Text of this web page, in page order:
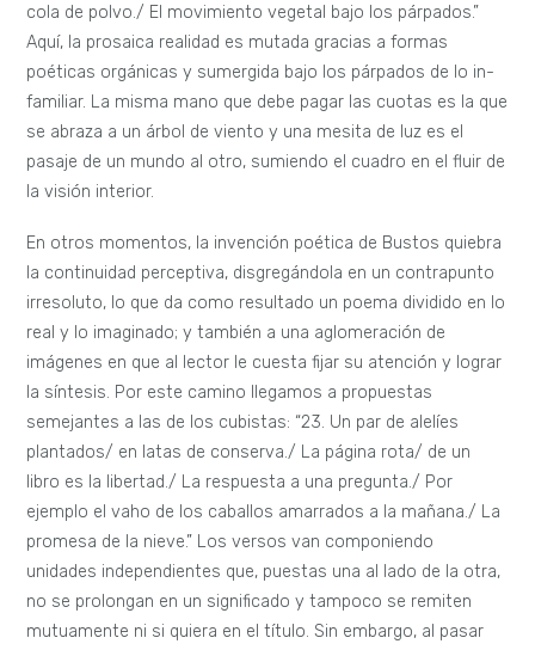
cola de polvo./ El movimiento vegetal bajo los párpados.”
Aquí, la prosaica realidad es mutada gracias a formas
poéticas orgánicas y sumergida bajo los párpados de lo in-
familiar. La misma mano que debe pagar las cuotas es la que
se abraza a un árbol de viento y una mesita de luz es el
pasaje de un mundo al otro, sumiendo el cuadro en el fluir de
la visión interior.
En otros momentos, la invención poética de Bustos quiebra
la continuidad perceptiva, disgregándola en un contrapunto
irresoluto, lo que da como resultado un poema dividido en lo
real y lo imaginado; y también a una aglomeración de
imágenes en que al lector le cuesta fijar su atención y lograr
la síntesis. Por este camino llegamos a propuestas
semejantes a las de los cubistas: “23. Un par de alelíes
plantados/ en latas de conserva./ La página rota/ de un
libro es la libertad./ La respuesta a una pregunta./ Por
ejemplo el vaho de los caballos amarrados a la mañana./ La
promesa de la nieve.” Los versos van componiendo
unidades independientes que, puestas una al lado de la otra,
no se prolongan en un significado y tampoco se remiten
mutuamente ni si quiera en el título. Sin embargo, al pasar